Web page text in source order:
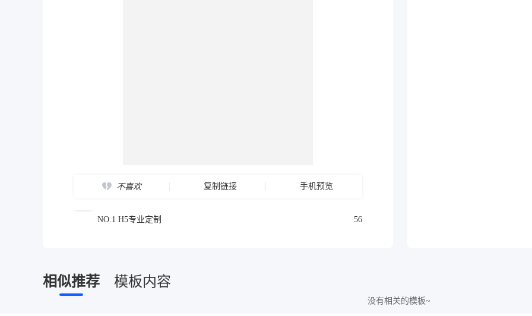
不喜欢 复制链接 手机预览
NO.1 H5专业定制 56
相似推荐 模板内容
没有相关的模板~